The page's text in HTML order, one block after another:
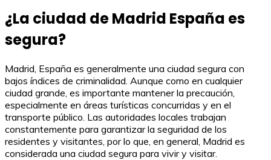
¿La ciudad de Madrid España es
segura?
Madrid, España es generalmente una ciudad segura con
bajos índices de criminalidad. Aunque como en cualquier
ciudad grande, es importante mantener la precaución,
especialmente en áreas turísticas concurridas y en el
transporte público. Las autoridades locales trabajan
constantemente para garantizar la seguridad de los
residentes y visitantes, por lo que, en general, Madrid es
considerada una ciudad segura para vivir y visitar.